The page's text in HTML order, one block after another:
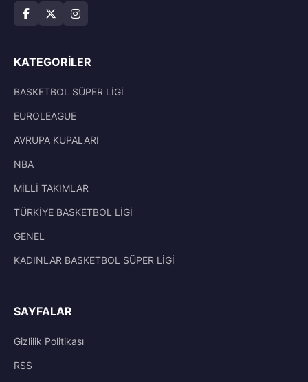
KATEGORILER
BASKETBOL SÜPER LİGİ
EUROLEAGUE
AVRUPA KUPALARI
NBA
MİLLİ TAKIMLAR
TÜRKİYE BASKETBOL LİGİ
GENEL
KADINLAR BASKETBOL SÜPER LİGİ
SAYFALAR
Gizlilik Politikası
RSS